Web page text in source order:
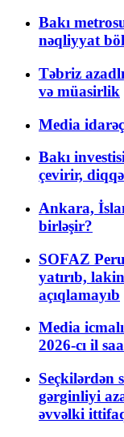
Bakı
nəqliyyat
Təbriz
və müasirlik
Media
Bakı
çevirir,
Ankara,
birləşir?
SOFAZ
yatırıb,
açıqlamayıb
Media
2026-cı il
Seçkilərdən
gərginliyi
əvvəlki